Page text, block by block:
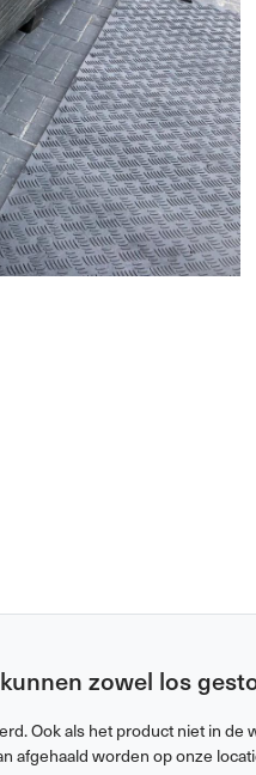
zowel los
Ook als het product niet in
afgehaald worden op onze